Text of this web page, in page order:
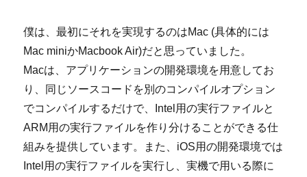
僕は、最初にそれを実現するのはMac (具体的には
Mac miniかMacbook Air)だと思っていました。
Macは、アプリケーションの開発環境を用意してお
り、同じソースコードを別のコンパイルオプション
でコンパイルするだけで、Intel用の実行ファイルと
ARM用の実行ファイルを作り分けることができる仕
組みを提供しています。また、iOS用の開発環境では
Intel用の実行ファイルを実行し、実機で用いる際に